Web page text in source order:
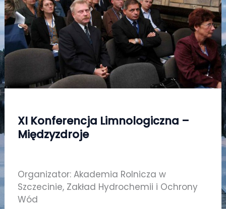
XI Konferencja Limnologiczna –
Międzyzdroje
Organizator: Akademia Rolnicza w
Szczecinie, Zakład Hydrochemii i Ochrony
Wód